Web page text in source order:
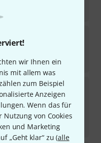
wir Ihnen ein
mit allem was
zum Beispiel
Anzeigen
Wenn das für
Nutzung von Cookies
und Marketing
„Geht klar“ zu (alle
Bb-Clarinet 19/6
€